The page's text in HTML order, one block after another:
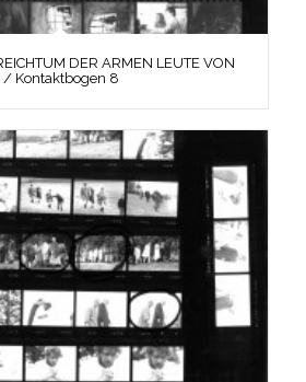
DER ARMEN LEUTE VON
/ Kontaktbogen 8